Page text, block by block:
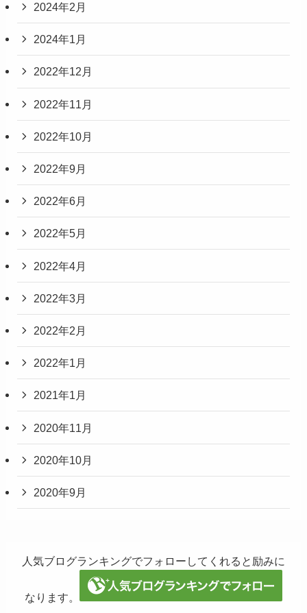
2024年2月
2024年1月
2022年12月
2022年11月
2022年10月
2022年9月
2022年6月
2022年5月
2022年4月
2022年3月
2022年2月
2022年1月
2021年1月
2020年11月
2020年10月
2020年9月
人気ブログランキングでフォローしてくれると励みに
なります。